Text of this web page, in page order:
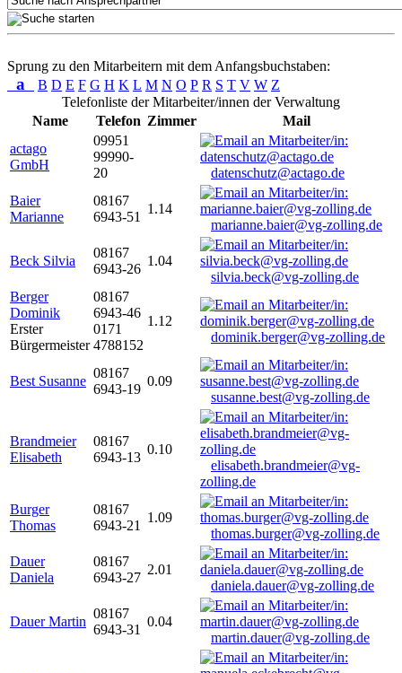
Sprung zu den Mitarbeitern mit dem Anfangsbuchstaben:
a B D E F G H K L M N O P R S T V W Z
Telefonliste der Mitarbeiter/innen der Verwaltung
Name
Telefon Zimmer
Mail
actago
GmbH
09951
99990-
20
datenschutz@actago.de
Baier
Marianne
08167
6943-51
1.14
marianne.baier@vg-zolling.de
Beck Silvia
08167
6943-26
1.04
silvia.beck@vg-zolling.de
Berger
Dominik
Erster
Bürgermeister
08167
6943-46
0171
4788152
1.12
dominik.berger@vg-zolling.de
Best Susanne
08167
6943-19
0.09
susanne.best@vg-zolling.de
Brandmeier
Elisabeth
08167
6943-13
0.10
elisabeth.brandmeier@vg-
zolling.de
Burger
Thomas
08167
6943-21
1.09
thomas.burger@vg-zolling.de
Dauer
Daniela
08167
6943-27
2.01
daniela.dauer@vg-zolling.de
Dauer Martin
08167
6943-31
0.04
martin.dauer@vg-zolling.de